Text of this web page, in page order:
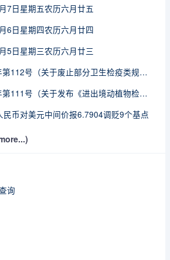
7日星期五农历六月廿五
6日星期四农历六月廿四
5日星期三农历六月廿三
海关总署公告2026年第112号（关于废止部分卫生检疫类规范性文件的公告）
海关总署公告2026年第111号（关于发布《进出境动植物检疫处理监督管理工作规定》《进出境卫生处理监督管理工作规定》的公告）
币对美元中间价报6.7904调贬9个基点
询